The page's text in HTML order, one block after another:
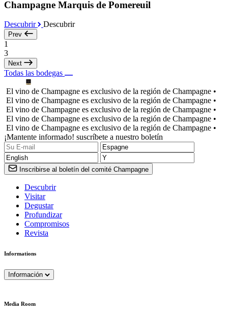
Champagne Marquis de Pomereuil
Descubrir Descubrir
Prev
1
3
Next
Todas las bodegas
El vino de Champagne es exclusivo de la región de Champagne •
El vino de Champagne es exclusivo de la región de Champagne •
El vino de Champagne es exclusivo de la región de Champagne •
El vino de Champagne es exclusivo de la región de Champagne •
El vino de Champagne es exclusivo de la región de Champagne •
¡Mantente informado! suscríbete a nuestro boletín
Inscribirse al boletín del comité Champagne
Descubrir
Visitar
Degustar
Profundizar
Compromisos
Revista
Informations
Información
Media Room